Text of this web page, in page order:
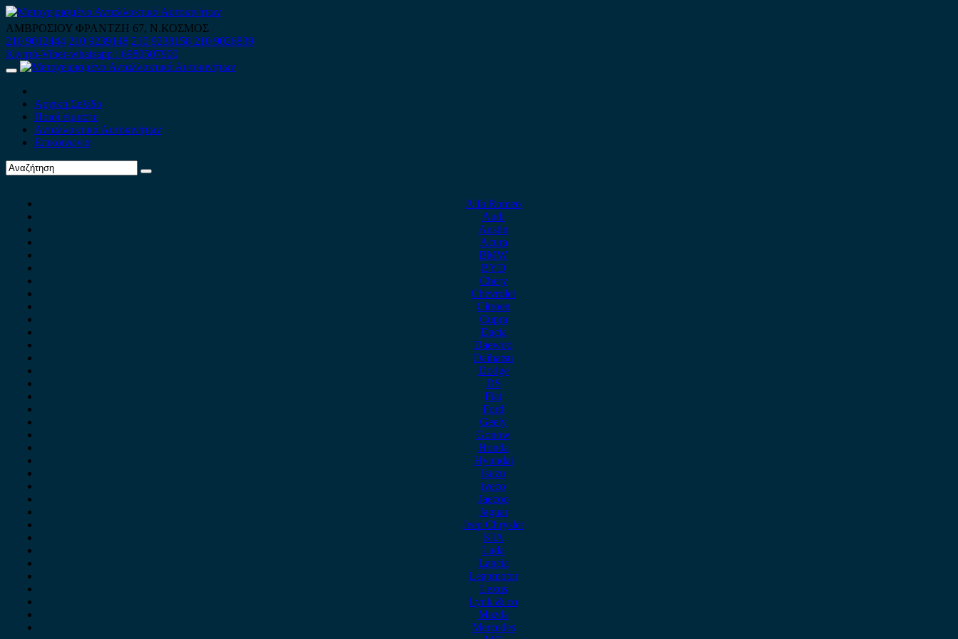
Skip
to
content
ΑΜΒΡΟΣΙΟΥ ΦΡΑΝΤΖΗ 67, Ν.ΚΟΣΜΟΣ
210 9012444 210 9239148 210 9238158 210 9026839
Κινητό-Viber-whatsapp : 6980507900
Primary
Αρχική Σελίδα
Ποιοί είμαστε
Ανταλλακτικά Αυτοκινήτων
Επικοινωνία
Alfa Romeo
Audi
Austin
Acura
BMW
BYD
Chery
Chevrolet
Citroen
Cupra
Dacia
Daewoo
Daihatsu
Dodge
DS
Fiat
Ford
Geely
Gonow
Honda
Hyundai
Isuzu
iveco
Jaecoo
Jaguar
Jeep Chrysler
KIA
Lada
Lancia
Leapmotor
Lexus
Lynk & co
Mazda
Mercedes